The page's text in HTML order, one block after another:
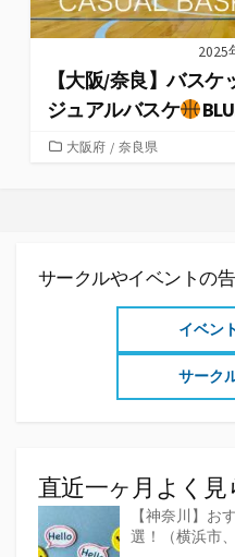
2025
【大阪/奈良】バス
ジュアルバスケ
カ大阪府 / 奈良県
サークルやイベントの
イベン
サーク
直近一ヶ月よく
【神奈川】お
選！（横浜市